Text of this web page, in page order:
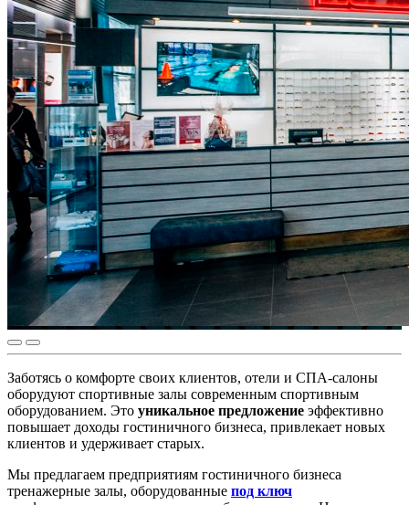
Заботясь о комфорте своих клиентов, отели и СПА-салоны
оборудуют спортивные залы современным спортивным
оборудованием. Это уникальное предложение эффективно
повышает доходы гостиничного бизнеса, привлекает новых
клиентов и удерживает старых.
Мы предлагаем предприятиям гостиничного бизнеса
тренажерные залы, оборудованные под ключ